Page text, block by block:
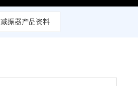
减振器产品资料